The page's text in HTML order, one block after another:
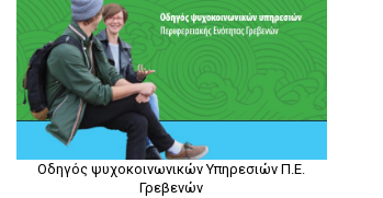
Οδηγός ψυχοκοινωνικών Υπηρεσιών Π.Ε.
Γρεβενών